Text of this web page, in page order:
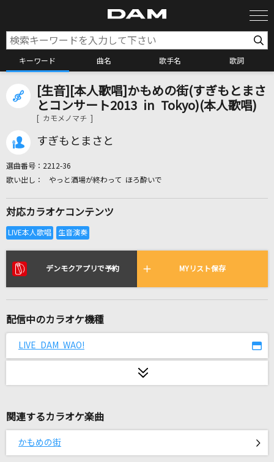
キーワード 曲名 歌手名 歌詞
カラオケ検索
カラオケ店舗検索
カラオケリクエスト
リアルタイムで歌われている曲の一覧
モエチャッカファイア
ロミオとシンデレラ(Game Version)
doriko feat.初音ミク
米津玄師
革命道中
[生音][本人歌唱]かもめの街(すぎもとまさ
とコンサート2013 in Tokyo)(本人歌唱)
[ カモメノマチ ]
すぎもとまさと
選曲番号： 2212-36
やっと酒場が終わって ほろ酔いで
対応カラオケコンテンツ
デンモクアプリで予約 MYリスト保存
配信中のカラオケ機種
LIVE DAM WAO!
関連するカラオケ楽曲
かもめの街